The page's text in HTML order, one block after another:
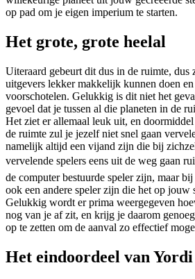
op pad om je eigen imperium te starten.
Het grote, grote heelal
Uiteraard gebeurt dit dus in de ruimte, dus
uitgevers lekker makkelijk kunnen doen
voorschotelen. Gelukkig is dit niet het
gevoel dat je tussen al die planeten in de
Het ziet er allemaal leuk uit, en
de ruimte zul je jezelf niet snel gaan
namelijk altijd een vijand zijn die bij
vervelende spelers eens uit de weg gaan
de computer bestuurde speler zijn, maar
ook een andere speler zijn die het op jouw
Gelukkig wordt er prima weergegeven
nog van je af zit, en krijg je daarom
op te zetten om de aanval zo effectief
Het eindoordeel van